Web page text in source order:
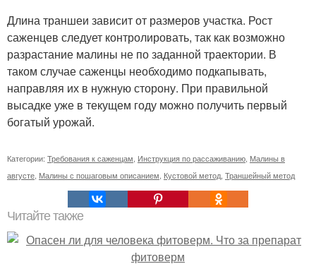
Длина траншеи зависит от размеров участка. Рост
саженцев следует контролировать, так как возможно
разрастание малины не по заданной траектории. В
таком случае саженцы необходимо подкапывать,
направляя их в нужную сторону. При правильной
высадке уже в текущем году можно получить первый
богатый урожай.
Категории: Требования к саженцам Инструкция по рассаживанию Малины в
августе Малины с пошаговым описанием Кустовой метод Траншейный метод
Читайте также